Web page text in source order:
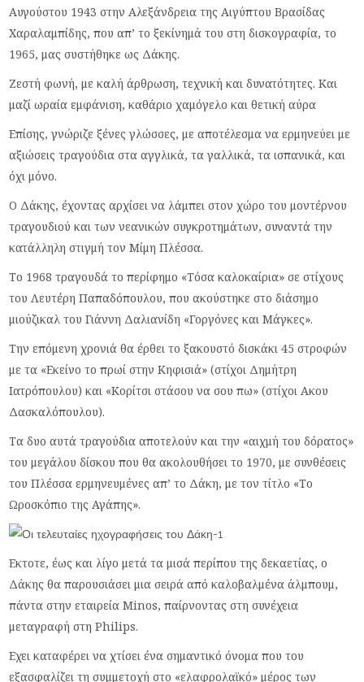
Αυγούστου 1943 στην Αλεξάνδρεια της Αιγύπτου Βρασίδας
Χαραλαμπίδης, που απ’ το ξεκίνημά του στη δισκογραφία, το
1965, μας συστήθηκε ως Δάκης.
Ζεστή φωνή, με καλή άρθρωση, τεχνική και δυνατότητες. Και
μαζί ωραία εμφάνιση, καθάριο χαμόγελο και θετική αύρα
Επίσης, γνώριζε ξένες γλώσσες, με αποτέλεσμα να ερμηνεύει με
αξιώσεις τραγούδια στα αγγλικά, τα γαλλικά, τα ισπανικά, και
όχι μόνο.
Ο Δάκης, έχοντας αρχίσει να λάμπει στον χώρο του μοντέρνου
τραγουδιού και των νεανικών συγκροτημάτων, συναντά την
κατάλληλη στιγμή τον Μίμη Πλέσσα.
Το 1968 τραγουδά το περίφημο «Τόσα καλοκαίρια» σε στίχους
του Λευτέρη Παπαδόπουλου, που ακούστηκε στο διάσημο
μιούζικαλ του Γιάννη Δαλιανίδη «Γοργόνες και Μάγκες».
Την επόμενη χρονιά θα έρθει το ξακουστό δισκάκι 45 στροφών
με τα «Εκείνο το πρωί στην Κηφισιά» (στίχοι Δημήτρη
Ιατρόπουλου) και «Κορίτσι στάσου να σου πω» (στίχοι Ακου
Δασκαλόπουλου).
Τα δυο αυτά τραγούδια αποτελούν και την «αιχμή του δόρατος»
του μεγάλου δίσκου που θα ακολουθήσει το 1970, με συνθέσεις
του Πλέσσα ερμηνευμένες απ’ το Δάκη, με τον τίτλο «Το
Ωροσκόπιο της Αγάπης».
Εκτοτε, έως και λίγο μετά τα μισά περίπου της δεκαετίας, ο
Δάκης θα παρουσιάσει μια σειρά από καλοβαλμένα άλμπουμ,
πάντα στην εταιρεία Minos, παίρνοντας στη συνέχεια
μεταγραφή στη Philips.
Εχει καταφέρει να χτίσει ένα σημαντικό όνομα που του
εξασφαλίζει τη συμμετοχή στο «ελαφρολαϊκό» μέρος των